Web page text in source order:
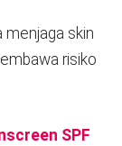
menjaga skin
risiko
SPF